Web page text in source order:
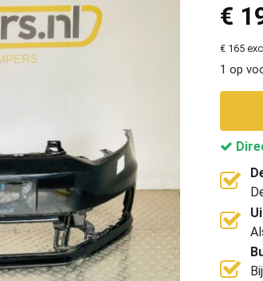
€
€ 165
1 op